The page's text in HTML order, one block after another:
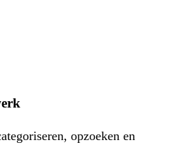
opzoeken en